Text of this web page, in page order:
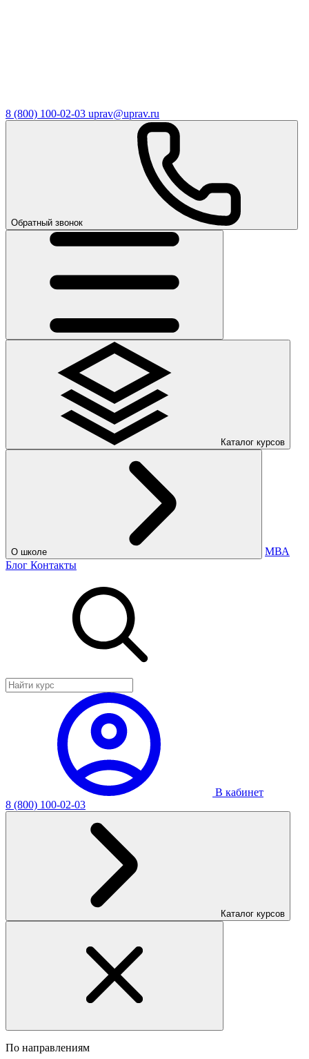
8 (800) 100-02-03 uprav@uprav.ru
Обратный звонок
Каталог курсов
О школе
МВА
Блог Контакты
В кабинет
8 (800) 100-02-03
Каталог курсов
По направлениям